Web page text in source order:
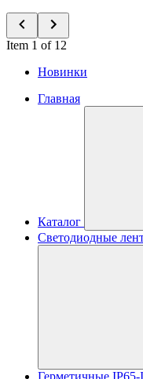
Item 1 of 12
Новинки
Главная
Каталог
Светодиодные
Герметичные